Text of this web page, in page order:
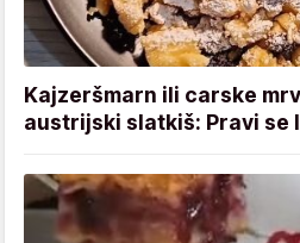
Kajzeršmarn ili carske
austrijski slatkiš: Pravi se